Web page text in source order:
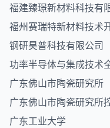
福建臻璟新材料科技有
福州赛瑞特新材料技术
钢研昊普科技有限公司
功率半导体与集成技术
广东佛山市陶瓷研究所
广东佛山市陶瓷研究所
广东工业大学